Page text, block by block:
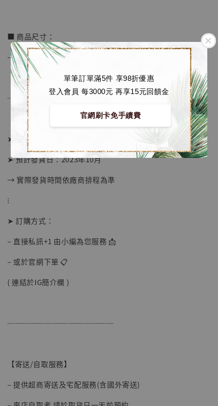
單筆訂單滿5件 享98折優惠
登入會員 每3000元 再享15元回饋金
官網刷卡免手續費
NT$ 1,500
■ 商品尺寸：
– 高度約 17 cm
──────────────
➤ 預購截止日：隨時結單
➤ 預計發貨日：2023年10月
→ 實際發貨時間依廠商排程為準
⁝
➤ 訂購方式：
– 直接私訊+1 由小編為您服務 📩
– 或於官網下單 📋
( 連結於IG簡介欄 )
──────────────
【寄送/自取服務】
– 提供超商寄送及宅配服務(含國外寄送)